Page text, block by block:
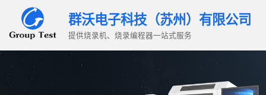
群沃电子科技（苏州）有限公司
提供烧录机、烧录编程器一站式服务